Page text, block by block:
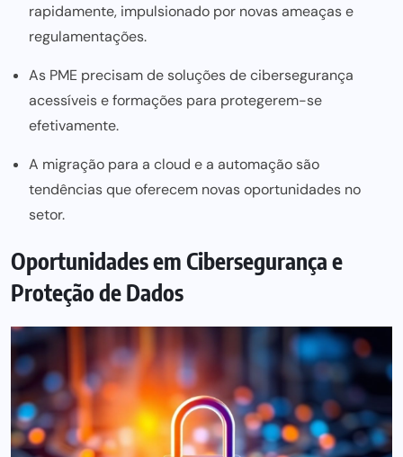
rapidamente, impulsionado por novas ameaças e
regulamentações.
As PME precisam de soluções de cibersegurança
acessíveis e formações para protegerem-se
efetivamente.
A migração para a cloud e a automação são
tendências que oferecem novas oportunidades no
setor.
Oportunidades em Cibersegurança e
Proteção de Dados